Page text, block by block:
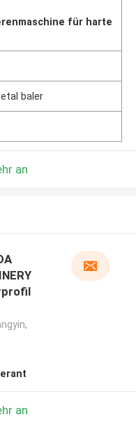
für harte
baler
an
an